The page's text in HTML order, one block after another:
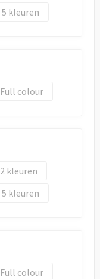
5
Full colour
2
5
Full colour